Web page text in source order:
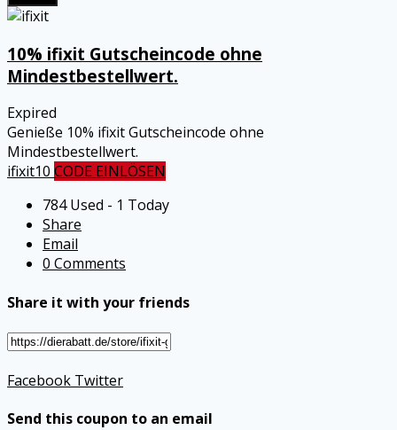
10% ifixit Gutscheincode ohne
Mindestbestellwert.
Expired
Genieße 10% ifixit Gutscheincode ohne
Mindestbestellwert.
ifixit10 CODE EINLÖSEN
784 Used - 1 Today
Share
Email
0 Comments
Share it with your friends
Facebook Twitter
Send this coupon to an email